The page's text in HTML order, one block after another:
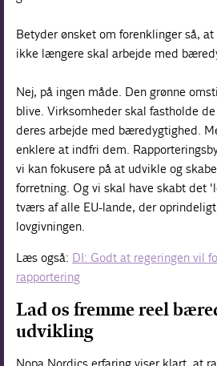
Betyder ønsket om forenklinger så,
ikke længere skal arbejde med
Nej, på ingen måde. Den grønne
blive. Virksomheder skal fastholde
deres arbejde med bæredygtighed.
enklere at indfri dem.
vi kan fokusere på at udvikle og
forretning. Og vi skal have skabt det
tværs af alle EU-lande, der
lovgivningen.
Læs også: DI: Godt at regeringen vil
rapportering
Lad os fremme reel
udvikling
Nopa Nordics erfaring viser klart, at